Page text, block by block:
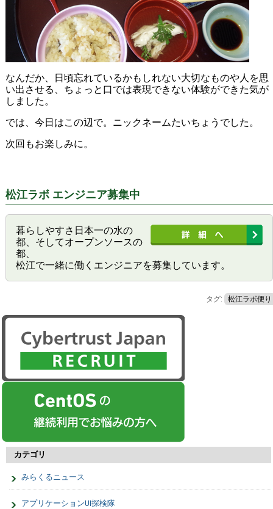
なんだか、日頃忘れているかもしれない大切なものや人を思
い出させる、ちょっと口では表現できない体験ができた気が
しました。
では、今日はこの辺で。ニックネームたいちょうでした。
次回もお楽しみに。
松江ラボ エンジニア募集中
暮らしやすさ日本一の水の
都、そしてオープンソースの
都、
松江で一緒に働くエンジニアを募集しています。
タグ: 松江ラボ便り
カテゴリ
みらくるニュース
アプリケーションUI探検隊